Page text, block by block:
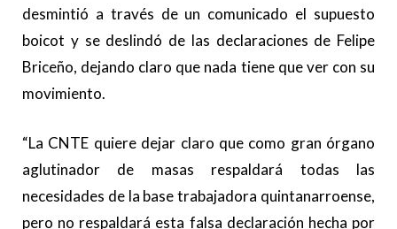
desmintió a través de un comunicado el supuesto
boicot y se deslindó de las declaraciones de Felipe
Briceño, dejando claro que nada tiene que ver con su
movimiento.
“La CNTE quiere dejar claro que como gran órgano
aglutinador de masas respaldará todas las
necesidades de la base trabajadora quintanarroense,
pero no respaldará esta falsa declaración hecha por